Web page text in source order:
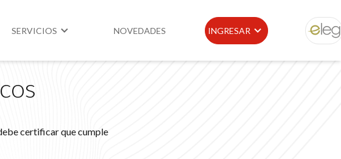
SERVICIOS
Higiene y Seguridad
NOVEDADES INGRESAR ELEG
certificar que cumple